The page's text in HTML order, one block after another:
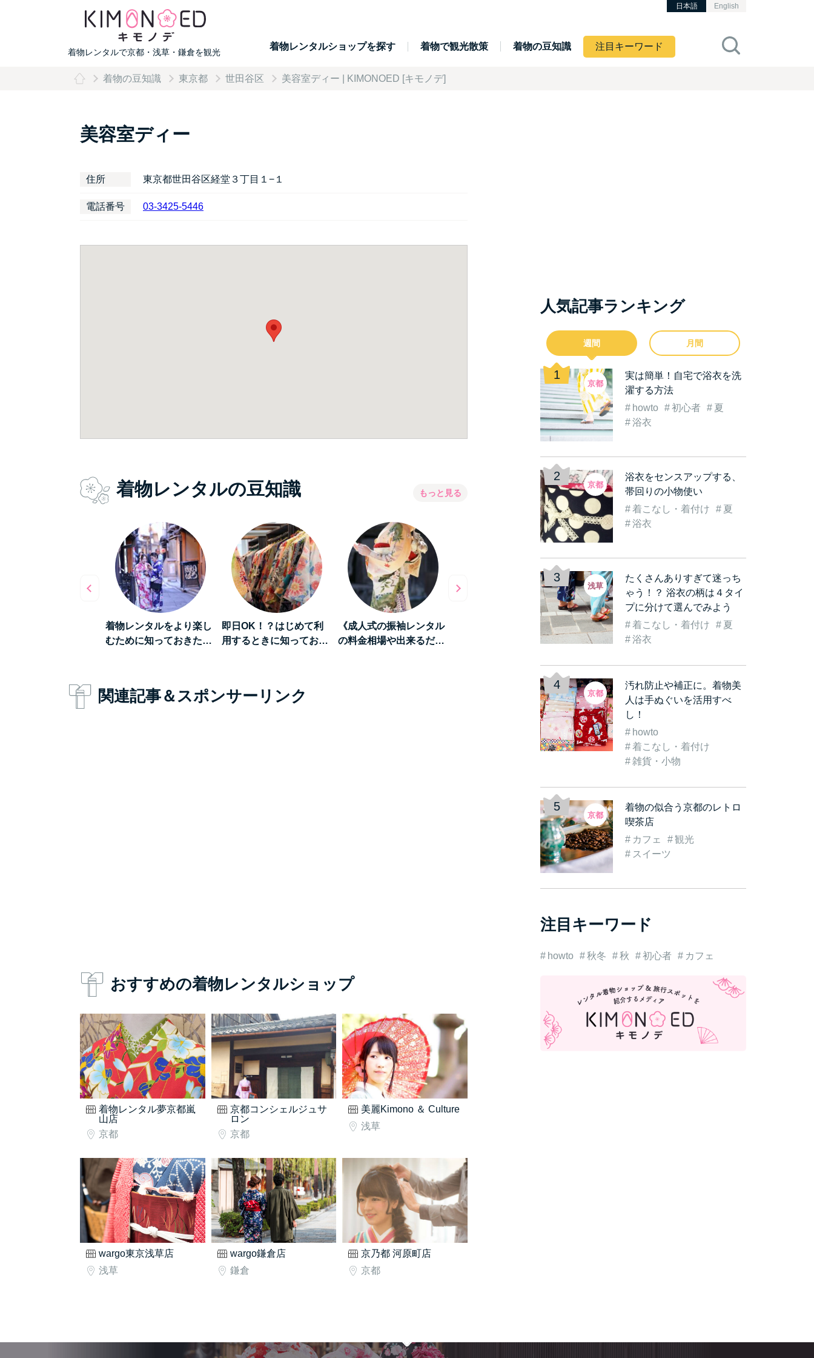
着物レンタルで京都・浅草・鎌倉を観光
日本語 English
着物レンタルショップを探す 着物で観光散策 着物の豆知識 注目キーワード
着物の豆知識 東京都 世田谷区 美容室ディー | KIMONOED [キモノデ]
美容室ディー
住所 東京都世田谷区経堂３丁目１−１
電話番号 03-3425-5446
着物レンタルの豆知識 もっと見る
着物レンタルをより楽し
むために知っておきた…
即日OK！？はじめて利
用するときに知ってお…
《成人式の振袖レンタル
の料金相場や出来るだ…
《和を堪能する旅》古都
「京都」をレンタル着…
着物を着て観光気分をも
っと盛り上げよう！実…
《数倍楽しくなる》着物
関連記事＆スポンサーリンク
おすすめの着物レンタルショップ
着物レンタル夢京都嵐
山店
京都
京都コンシェルジュサ
ロン
京都
美麗Kimono ＆ Culture
浅草
wargo東京浅草店
浅草
wargo鎌倉店
鎌倉
京乃都 河原町店
京都
人気記事ランキング
週間 月間
実は簡単！自宅で浴衣を洗
濯する方法
howto
初心者
夏
浴衣
京都
浴衣をセンスアップする、
帯回りの小物使い
着こなし・着付け
夏
浴衣
京都
たくさんありすぎて迷っち
ゃう！？ 浴衣の柄は４タイ
プに分けて選んでみよう
着こなし・着付け
夏
浴衣
浅草
汚れ防止や補正に。着物美
人は手ぬぐいを活用すべ
し！
howto
着こなし・着付け
雑貨・小物
京都
着物の似合う京都のレトロ
喫茶店
カフェ
観光
スイーツ
京都
注目キーワード
howto 秋冬 秋 初心者 カフェ